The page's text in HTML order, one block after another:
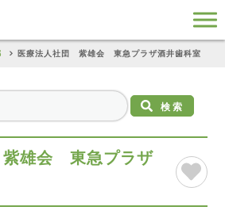
医療法人社団 紫雄会 東急プラザ酒井歯科室
検索
雄会 東急プラザ